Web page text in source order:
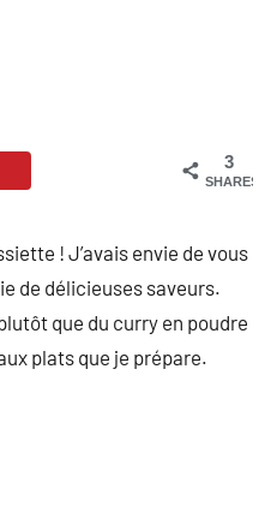
3
SHARES
! J’avais envie de vous
de délicieuses saveurs.
que du curry en poudre
plats que je prépare.